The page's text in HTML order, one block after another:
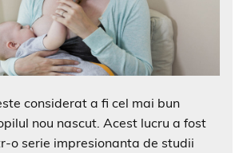
considerat a fi cel mai bun
nou nascut. Acest lucru a fost
o serie impresionanta de studii